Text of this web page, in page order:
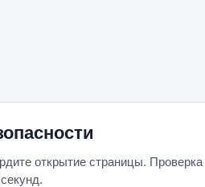
открытие страницы. Проверка